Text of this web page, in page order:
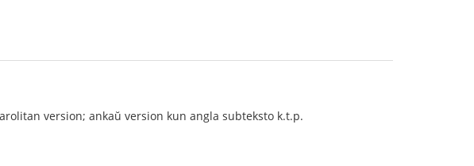
version; ankaŭ version kun angla subteksto k.t.p.